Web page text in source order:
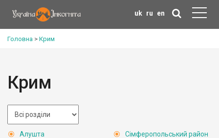
uk ru en
Головна > Крим
Крим
Алушта
Сімферопольський район